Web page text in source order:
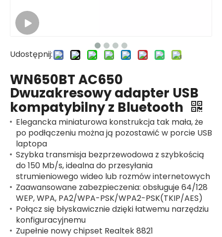
Udostępnij:
WN650BT AC650
Dwuzakresowy adapter USB
kompatybilny z Bluetooth
Elegancka miniaturowa konstrukcja tak mała, że ​​
po podłączeniu można ją pozostawić w porcie USB
laptopa
Szybka transmisja bezprzewodowa z szybkością
do 150 Mb/s, idealna do przesyłania
strumieniowego wideo lub rozmów internetowych
Zaawansowane zabezpieczenia: obsługuje 64/128
WEP, WPA, PA2/WPA-PSK/WPA2-PSK(TKIP/AES)
Połącz się błyskawicznie dzięki łatwemu narzędziu
konfiguracyjnemu
Zupełnie nowy chipset Realtek 8821